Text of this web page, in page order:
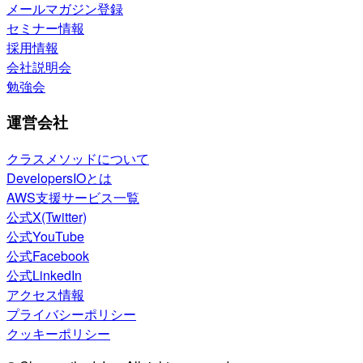
メールマガジン登録
セミナー情報
採用情報
会社説明会
勉強会
運営会社
クラスメソッドについて
DevelopersIOとは
AWS支援サービス一覧
公式X(Twitter)
公式YouTube
公式Facebook
公式LinkedIn
アクセス情報
プライバシーポリシー
クッキーポリシー